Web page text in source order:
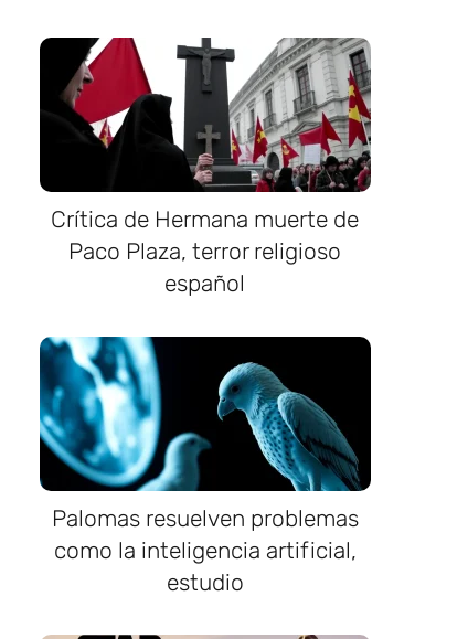
Crítica de Hermana muerte de
Paco Plaza, terror religioso
español
Palomas resuelven problemas
como la inteligencia artificial,
estudio